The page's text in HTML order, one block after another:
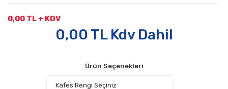
0,00 TL + KDV
0,00 TL Kdv Dahil
Ürün Seçenekleri